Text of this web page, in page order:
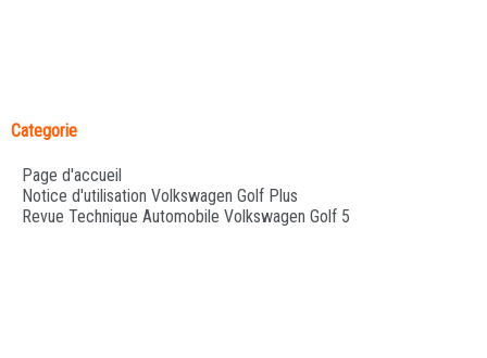
Categorie
Page d'accueil
Notice d'utilisation Volkswagen Golf Plus
Revue Technique Automobile Volkswagen Golf 5